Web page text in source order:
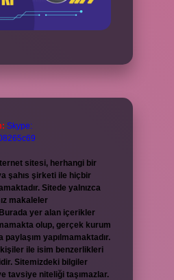
Skype:
sitesi, herhangi bir
şahıs şirketi ile hiçbir
Sitede yalnızca
makaleler
yer alan içerikler
olup, gerçek kurum
paylaşım yapılmamaktadır.
ile isim benzerlikleri
Sitemizdeki bilgiler
tavsiye niteliği taşımazlar.